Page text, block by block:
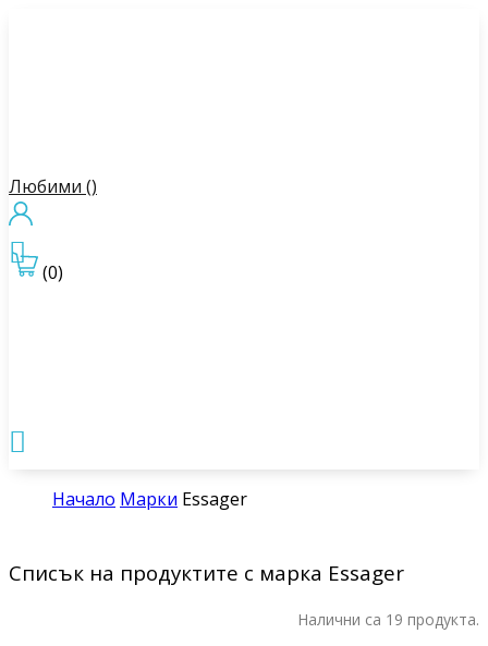
Любими ()
(0)


Начало Марки Essager
Списък на продуктите с марка Essager
Налични са 19 продукта.